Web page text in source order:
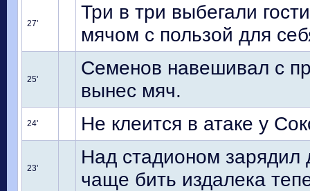
27'
Три в три выбегали
мячом с пользой для
25'
Семенов навешивал с
вынес мяч.
24' Не клеится в атаке у
23'
Над стадионом зарядил
чаще бить издалека